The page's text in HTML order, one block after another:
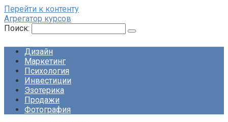
Перейти к контенту
Агрегатор курсов
Поиск:
Дизайн
Маркетинг
Психология
Инвестиции
Эзотерика
Продажи
Фотография